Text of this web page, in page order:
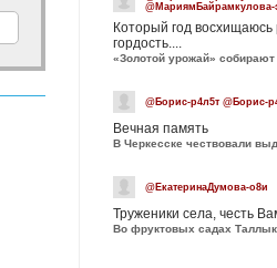
@МариямБайрамкулова-
Который год
гордость....
«Золотой урожай»
@Борис-р4л5т @Борис-
Вечная память
@ЕкатеринаДумова-о8и
Труженики села, честь
Во фруктовых садах